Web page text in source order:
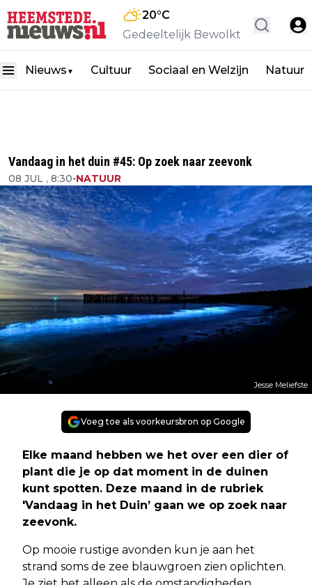
20°C
Gedeeltelijk Bewolkt
Nieuws ▼ Cultuur Sociaal en Welzijn Natuur
Vandaag in het duin #45: Op zoek naar zeevonk
08 JUL , 8:30•NATUUR
Jesse Meliefste
Voeg toe als voorkeursbron op Google
Elke maand hebben we het over een dier of
plant die je op dat moment in de duinen
kunt spotten. Deze maand in de rubriek
'Vandaag in het Duin’ gaan we op zoek naar
zeevonk.
Op mooie rustige avonden kun je aan het
strand soms de zee blauwgroen zien oplichten.